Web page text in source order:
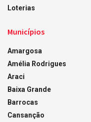
Loterias
Municípios
Amargosa
Amélia Rodrigues
Araci
Baixa Grande
Barrocas
Cansanção